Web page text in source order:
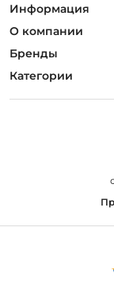
Информация
Политика
Гарантия
Оплата и доставка
О компании
О компании
Контакты
Бренды
Artelamp
Категории
Люстры
Уличные